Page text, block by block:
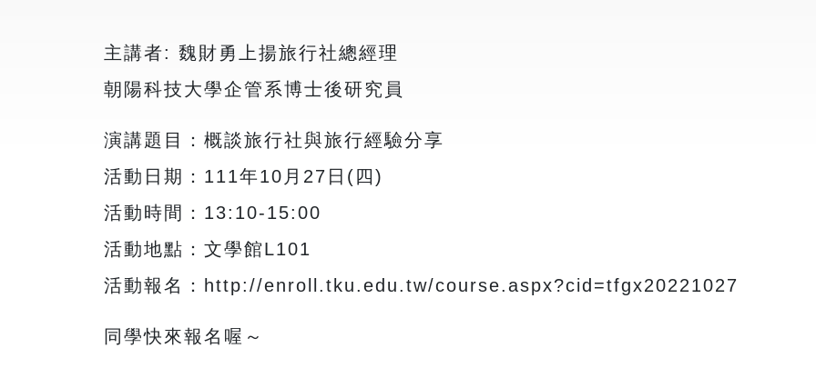
主講者: 魏財勇上揚旅行社總經理
朝陽科技大學企管系博士後研究員
演講題目：概談旅行社與旅行經驗分享
活動日期：111年10月27日(四)
活動時間：13:10-15:00
活動地點：文學館L101
活動報名：http://enroll.tku.edu.tw/course.aspx?cid=tfgx20221027
同學快來報名喔～